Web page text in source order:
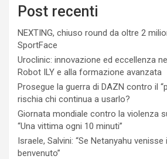
Post recenti
NEXTING, chiuso round da oltre 2
SportFace
Uroclinic: innovazione ed eccellenza
Robot ILY e alla formazione avanzata
Prosegue la guerra di DAZN contro il
rischia chi continua a usarlo?
Giornata mondiale contro la violenza
“Una vittima ogni 10 minuti”
Israele, Salvini: “Se Netanyahu
benvenuto”